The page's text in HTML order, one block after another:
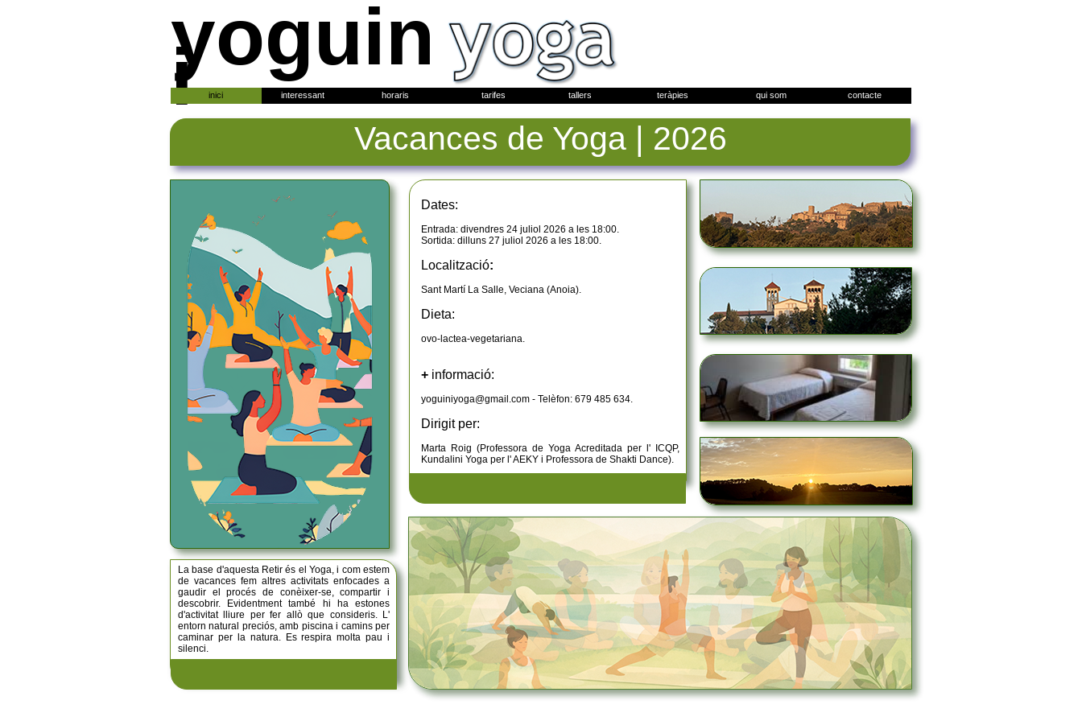
yoguin
i inici interessant horaris tarifes tallers teràpies qui som contacte
Vacances de Yoga | 2026
La base d'aquesta Retir és el Yoga, i com estem
de vacances fem altres activitats enfocades a
gaudir el procés de conèixer-se, compartir i
descobrir. Evidentment també hi ha estones
d'activitat lliure per fer allò que consideris. L'
entorn natural preciós, amb piscina i camins per
caminar per la natura. Es respira molta pau i
silenci.
Dates:
Entrada: divendres 24 juliol 2026 a les 18:00.
Sortida: dilluns 27 juliol 2026 a les 18:00.
Localització:
Sant Martí La Salle, Veciana (Anoia).
Dieta:
ovo-lactea-vegetariana.
+ informació:
yoguiniyoga@gmail.com - Telèfon: 679 485 634.
Dirigit per:
Marta Roig (Professora de Yoga Acreditada per l' ICQP,
Kundalini Yoga per l' AEKY i Professora de Shakti Dance).